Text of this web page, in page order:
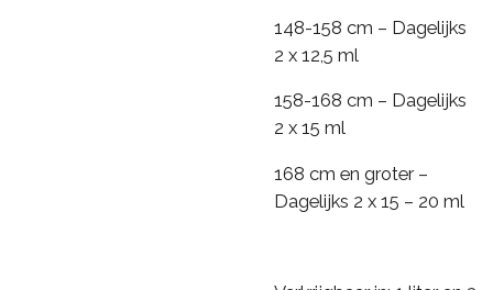
148-158 cm – Dagelijks
2 x 12,5 ml
158-168 cm – Dagelijks
2 x 15 ml
168 cm en groter –
Dagelijks 2 x 15 – 20 ml